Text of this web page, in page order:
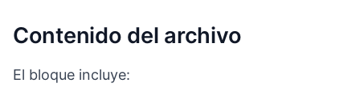
Contenido del archivo
El bloque incluye: